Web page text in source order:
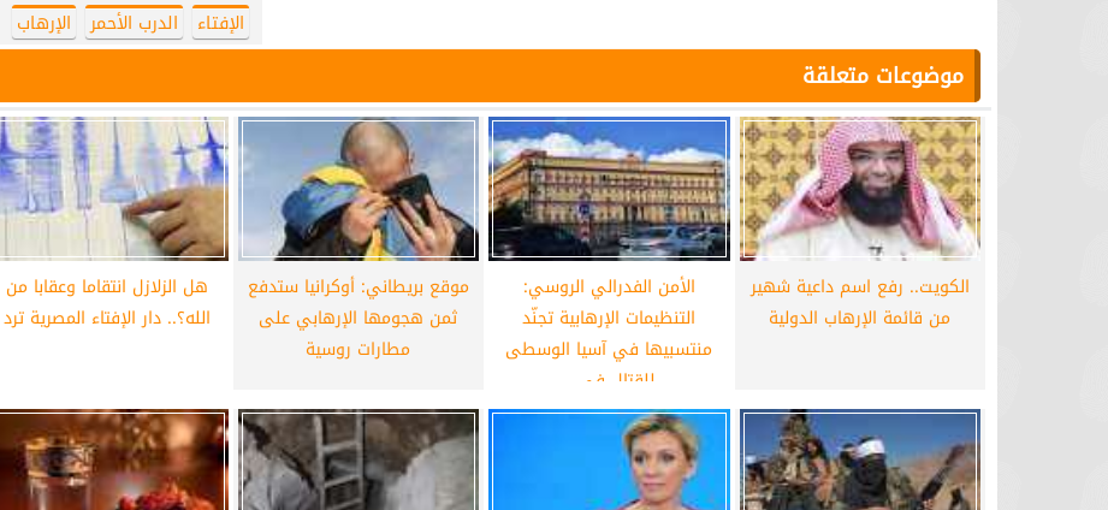
الإفتاء الدرب الأحمر الإرهاب
موضوعات متعلقة
الكويت.. رفع اسم داعية شهير
من قائمة الإرهاب الدولية
الأمن الفدرالي الروسي:
التنظيمات الإرهابية تجنّد
منتسبيها في آسيا الوسطى
للقتال في...
موقع بريطاني: أوكرانيا ستدفع
ثمن هجومها الإرهابي على
مطارات روسية
هل الزلازل انتقاما وعقابا من
الله؟.. دار الإفتاء المصرية ترد
برشلونة يستعيد سلاحا مهما بعد صدمة
كأس العالم
موعد سفر بعثة الأهلي لمواجهة برشلونة
بكأس خوان جامبر
الزمالك ينهي أزمة خوان بيزيرا.. واللاعب
يقترب من العودة إلى القاهرة